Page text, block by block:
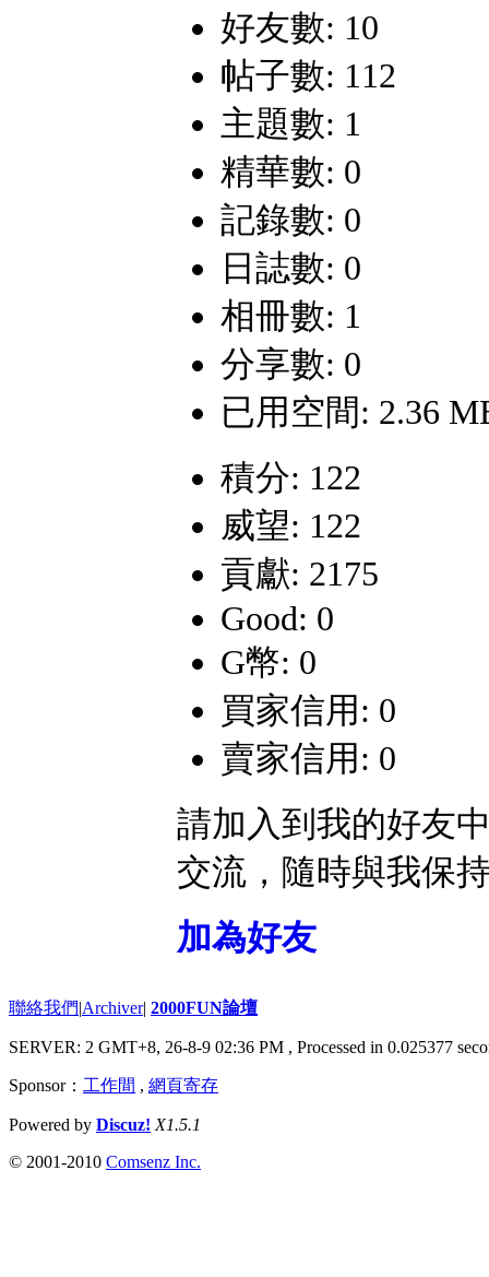
好友數: 10
帖子數: 112
主題數: 1
精華數: 0
記錄數: 0
日誌數: 0
相冊數: 1
分享數: 0
已用空間: 2.36
積分: 122
威望: 122
貢獻: 2175
Good: 0
G幣: 0
買家信用: 0
賣家信用: 0
請加入到我的好友
交流，隨時與我保
加為好友
聯絡我們|Archiver| 2000FUN論壇
SERVER: 2 GMT+8, 26-8-9 02:36 PM , Processed in 0.025377
Sponsor： 工作間 , 網頁寄存
Powered by Discuz! X1.5.1
© 2001-2010 Comsenz Inc.